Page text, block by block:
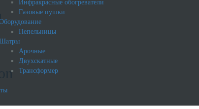
Инфракрасные обогреватели
Газовые пушки
Пепельницы
Арочные
Двухскатные
Трансформер